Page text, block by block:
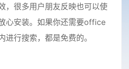
，很多用户朋友反映也可以使
心安装。如果你还需要office
进行搜索，都是免费的。